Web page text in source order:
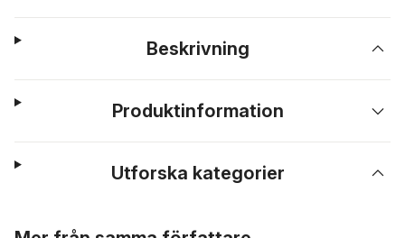
Beskrivning
Produktinformation
Utforska kategorier